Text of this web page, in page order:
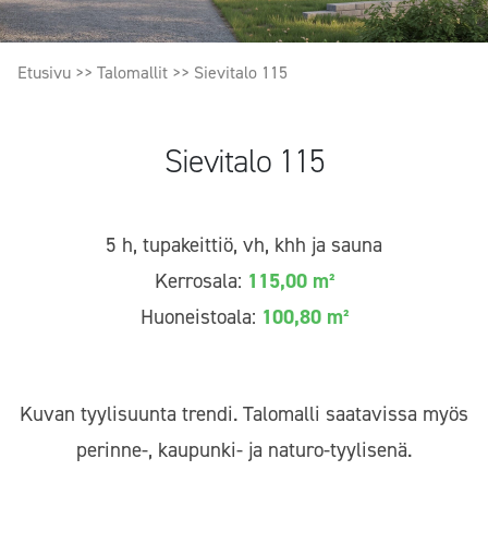
Etusivu >> Talomallit >> Sievitalo 115
Sievitalo 115
5 h, tupakeittiö, vh, khh ja sauna
Kerrosala: 115,00 m²
Huoneistoala: 100,80 m²
Kuvan tyylisuunta trendi. Talomalli saatavissa myös
perinne-, kaupunki- ja naturo-tyylisenä.